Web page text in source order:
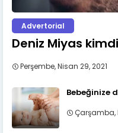
Advertorial
Deniz Miyas
Perşembe, Nisan 29, 2021
Bebeğinize
Çarşamba,